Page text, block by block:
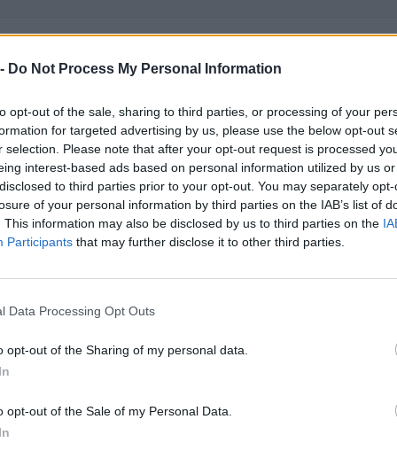
Do Not Process My Personal Information
opt-out of the sale, sharing to third parties, or processing of your
for targeted advertising by us, please use the below opt-out
selection. Please note that after your opt-out request is processed
interest-based ads based on personal information utilized by us
to third parties prior to your opt-out. You may separately
of your personal information by third parties on the IAB’s list of
This information may also be disclosed by us to third parties on the
Participants that may further disclose it to other third parties.
Data Processing Opt Outs
opt-out of the Sharing of my personal data.
opt-out of the Sale of my Personal Data.
Di Orsago Societa' Cooperativa Agricola ha registrato
all'esercizio precedente, chiudendo con un utile di € 0.
Δ% UTILE/
-23,5%
+47,1%vs 2021
0,0%